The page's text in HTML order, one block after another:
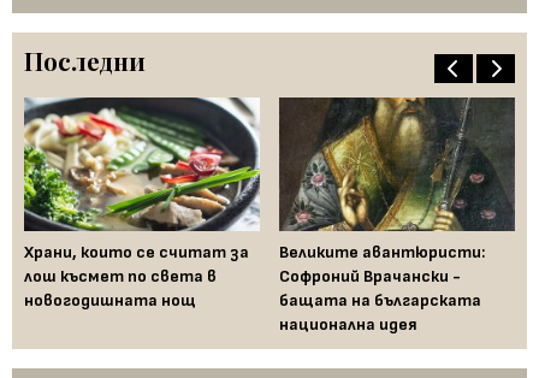
Последни
Храни, които се считат за
лош късмет по света в
новогодишната нощ
Великите авантюристи:
Софроний Врачански -
бащата на българската
национална идея